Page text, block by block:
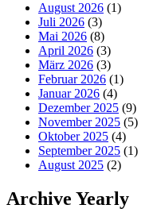
August 2026 (1)
Juli 2026 (3)
Mai 2026 (8)
April 2026 (3)
März 2026 (3)
Februar 2026 (1)
Januar 2026 (4)
Dezember 2025 (9)
November 2025 (5)
Oktober 2025 (4)
September 2025 (1)
August 2025 (2)
Archive Yearly